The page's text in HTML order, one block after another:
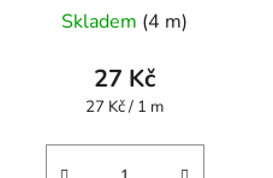
Skladem (4 m)
27 Kč
Měrná
27 Kč / 1 m